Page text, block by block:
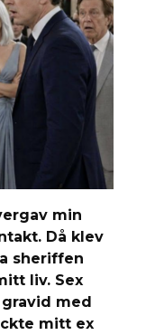
min
Då klev
sheriffen
liv. Sex
med
mitt ex